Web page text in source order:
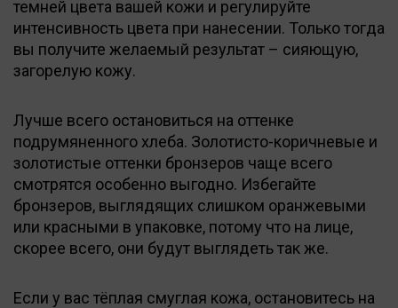
темней цвета вашей кожи и регулируйте
интенсивность цвета при нанесении. Только тогда
вы получите желаемый результат – сияющую,
загорелую кожу.
Лучше всего остановиться на оттенке
подрумяненного хлеба. Золотисто-коричневые и
золотистые оттенки бронзеров чаще всего
смотрятся особенно выгодно. Избегайте
бронзеров, выглядящих слишком оранжевыми
или красными в упаковке, потому что на лице,
скорее всего, они будут выглядеть так же.
Если у вас тёплая смуглая кожа, остановитесь на